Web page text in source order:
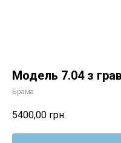
Модель 7.04 з
Брама
5400,00 грн.